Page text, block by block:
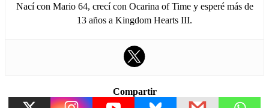
Nací con Mario 64, crecí con Ocarina of Time y esperé más de
13 años a Kingdom Hearts III.
Compartir